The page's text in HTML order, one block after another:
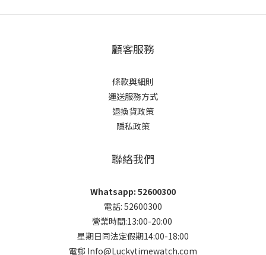
顧客服務
條款與細則
運送服務方式
退換貨政策
隱私政策
聯絡我們
Whatsapp: 52600300
電話: 52600300
營業時間:13:00-20:00
星期日同法定假期14:00-18:00
電郵 Info@Luckytimewatch.com